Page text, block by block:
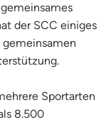
der SCC einiges
Sportarten
8.500